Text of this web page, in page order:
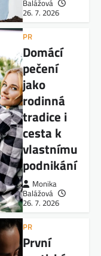
Balážová
26. 7. 2026
PR
Domácí
pečení
jako
rodinná
tradice i
cesta k
vlastnímu
podnikání
Monika
Balážová
26. 7. 2026
PR
První